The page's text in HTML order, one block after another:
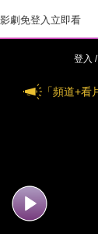
劇免登入立即看
登入
「頻道+